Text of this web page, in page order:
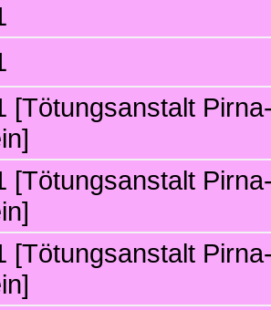
[Tötungsanstalt
[Tötungsanstalt
[Tötungsanstalt